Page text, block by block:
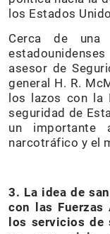
los Estados
Cerca de una
asesor de
general H. R.
los lazos con la
seguridad de
un importante
narcotráfico y el
3. La idea de
con las Fuerzas
los servicios de